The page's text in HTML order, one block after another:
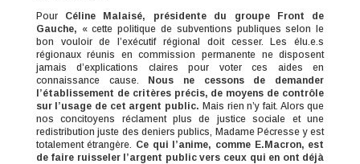
Pour Céline Malaisé, présidente du groupe Front de
Gauche, « cette politique de subventions publiques selon le
bon vouloir de l’exécutif régional doit cesser. Les élu.e.s
régionaux réunis en commission permanente ne disposent
jamais d’explications claires pour voter ces aides en
connaissance cause.
Nous ne cessons de demander
l’établissement de critères précis, de moyens de contrôle
sur l’usage de cet argent public. Mais rien n’y fait. Alors que
nos concitoyens réclament plus de justice sociale et une
redistribution juste des deniers publics, Madame Pécresse y est
totalement étrangère. Ce qui l’anime, comme E.Macron, est
de faire ruisseler l’argent public vers ceux qui en ont déjà